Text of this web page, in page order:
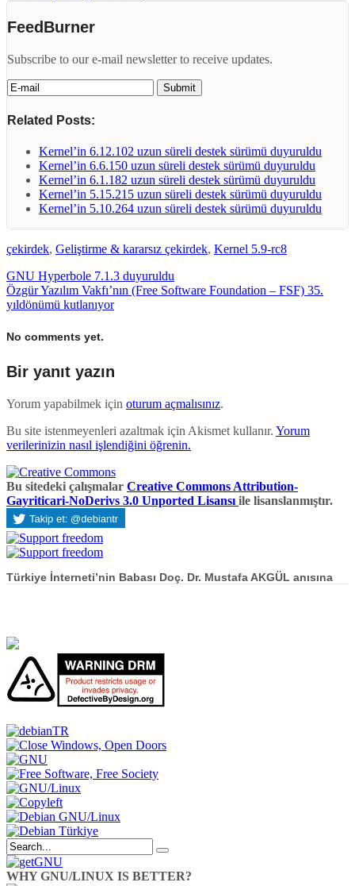
FeedBurner
Subscribe to our e-mail newsletter to receive updates.
Related Posts:
Kernel’in 6.12.102 uzun süreli destek sürümü duyuruldu
Kernel’in 6.6.150 uzun süreli destek sürümü duyuruldu
Kernel’in 6.1.182 uzun süreli destek sürümü duyuruldu
Kernel’in 5.15.215 uzun süreli destek sürümü duyuruldu
Kernel’in 5.10.264 uzun süreli destek sürümü duyuruldu
çekirdek, Geliştirme & kararsız çekirdek, Kernel 5.9-rc8
GNU Hyperbole 7.1.3 duyuruldu
Özgür Yazılım Vakfı’nın (Free Software Foundation – FSF) 35.
yıldönümü kutlanıyor
No comments yet.
Bir yanıt yazın
Yorum yapabilmek için oturum açmalısınız.
Bu site istenmeyenleri azaltmak için Akismet kullanır. Yorum
verilerinizin nasıl işlendiğini öğrenin.
Bu sitedeki çalışmalar Creative Commons Attribution-
Gayriticari-NoDerivs 3.0 Unported Lisansı ile lisanslanmıştır.
Türkiye İnterneti’nin Babası Doç. Dr. Mustafa AKGÜL anısına
WHY GNU/LINUX IS BETTER?